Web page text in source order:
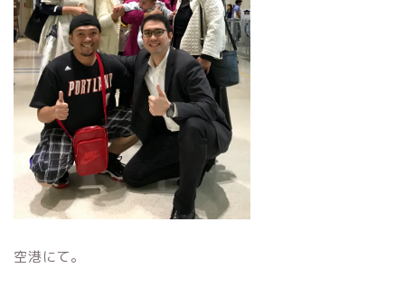
空港にて。